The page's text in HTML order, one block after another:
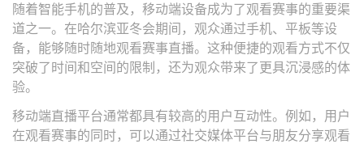
随着智能手机的普及，移动端设备成为了观看赛事的重要渠
道之一。在哈尔滨亚冬会期间，观众通过手机、平板等设
备，能够随时随地观看赛事直播。这种便捷的观看方式不仅
突破了时间和空间的限制，还为观众带来了更具沉浸感的体
验。
移动端直播平台通常都具有较高的用户互动性。例如，用户
在观看赛事的同时，可以通过社交媒体平台与朋友分享观看